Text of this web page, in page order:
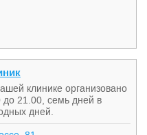
клинике организовано
до 21.00, семь дней в
дней.